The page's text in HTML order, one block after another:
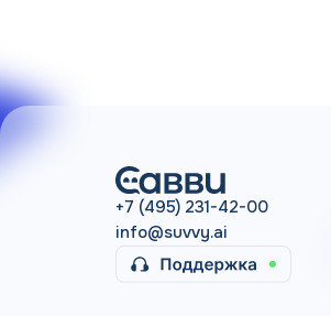
+7 (495) 231-42-00
info@suvvy.ai